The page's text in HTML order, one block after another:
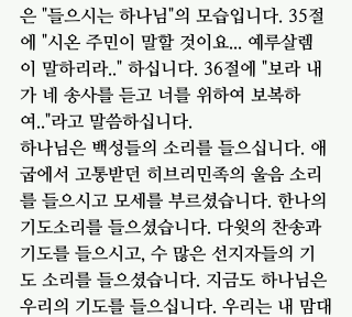
은 "들으시는 하나님"의 모습입니다. 35절
에 "시온 주민이 말할 것이요... 예루살렘
이 말하리라.." 하십니다. 36절에 "보라 내
가 네 송사를 듣고 너를 위하여 보복하
여.."라고 말씀하십니다.
하나님은 백성들의 소리를 들으십니다. 애
굽에서 고통받던 히브리민족의 울음 소리
를 들으시고 모세를 부르셨습니다. 한나의
기도소리를 들으셨습니다. 다윗의 찬송과
기도를 들으시고, 수 많은 선지자들의 기
도 소리를 들으셨습니다. 지금도 하나님은
우리의 기도를 들으십니다. 우리는 내 맘대